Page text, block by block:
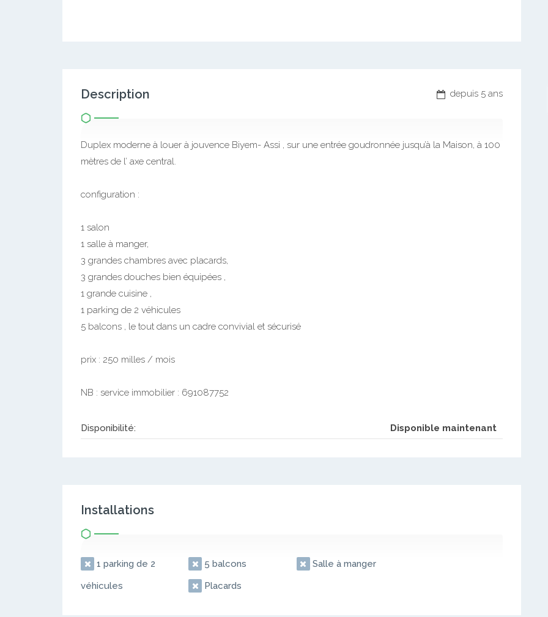
depuis 5 ans
Description
Duplex moderne à louer à jouvence Biyem- Assi , sur une entrée goudronnée jusqu’à la Maison, à 100
mètres de l’ axe central.
configuration :
1 salon
1 salle à manger,
3 grandes chambres avec placards,
3 grandes douches bien équipées ,
1 grande cuisine ,
1 parking de 2 véhicules
5 balcons , le tout dans un cadre convivial et sécurisé
prix : 250 milles / mois
NB : service immobilier : 691087752
Disponibilité: Disponible maintenant
Installations
1 parking de 2
véhicules
5 balcons
Placards
Salle à manger